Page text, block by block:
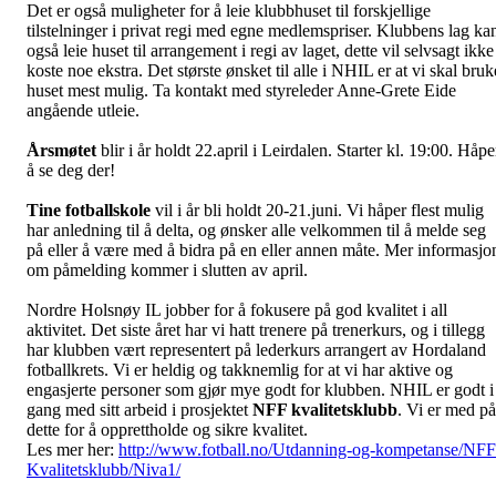
Det er også muligheter for å leie klubbhuset til forskjellige
tilstelninger i privat regi med egne medlemspriser. Klubbens lag
også leie huset til arrangement i regi av laget, dette vil selvsagt ikke
koste noe ekstra. Det største ønsket til alle i NHIL er at vi skal
huset mest mulig. Ta kontakt med styreleder Anne-Grete Eide
angående utleie.
Årsmøtet blir i år holdt 22.april i Leirdalen. Starter kl. 19:00.
å se deg der!
Tine fotballskole vil i år bli holdt 20-21.juni. Vi håper flest mulig
har anledning til å delta, og ønsker alle velkommen til å melde seg
på eller å være med å bidra på en eller annen måte. Mer
om påmelding kommer i slutten av april.
Nordre Holsnøy IL jobber for å fokusere på god kvalitet i all
aktivitet. Det siste året har vi hatt trenere på trenerkurs, og i tillegg
har klubben vært representert på lederkurs arrangert av Hordaland
fotballkrets. Vi er heldig og takknemlig for at vi har aktive og
engasjerte personer som gjør mye godt for klubben. NHIL er godt i
gang med sitt arbeid i prosjektet NFF kvalitetsklubb. Vi er med på
dette for å opprettholde og sikre kvalitet.
Les mer her: http://www.fotball.no/Utdanning-og-kompetanse/
Kvalitetsklubb/Niva1/